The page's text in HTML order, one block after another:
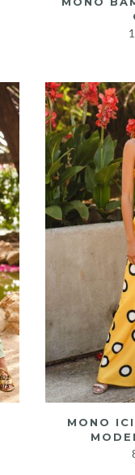
MONO